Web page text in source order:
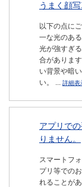
うまく顔
以下の点に
一な光のあ
光が強すぎ
合がありま
い背景や暗
い。 ... 詳細表
アプリで
りません。
スマートフ
プリ等での
れることが